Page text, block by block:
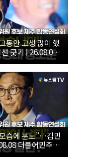
26.08.08
원 후보 제주 합
습에 분노”…김민
더불어민주당
합동연설회